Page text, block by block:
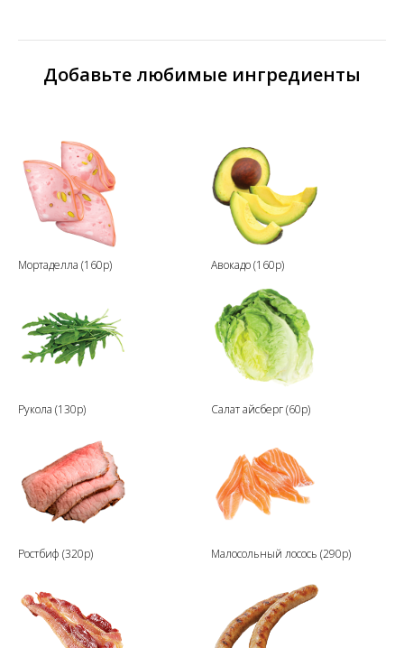
Добавьте любимые ингредиенты
Мортаделла (160р) Авокадо (160р)
Рукола (130р) Салат айсберг (60р)
Ростбиф (320р) Малосольный лосось (290р)